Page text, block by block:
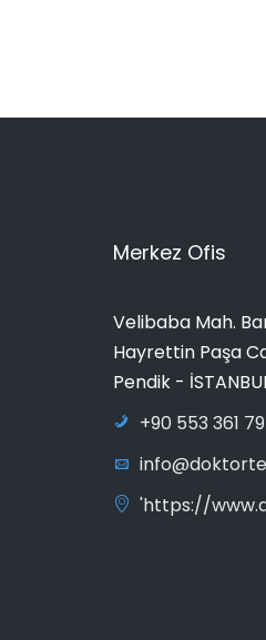
Merkez Ofis
Velibaba Mah.
Hayrettin Paşa
Pendik -
+90 553 361
'https://